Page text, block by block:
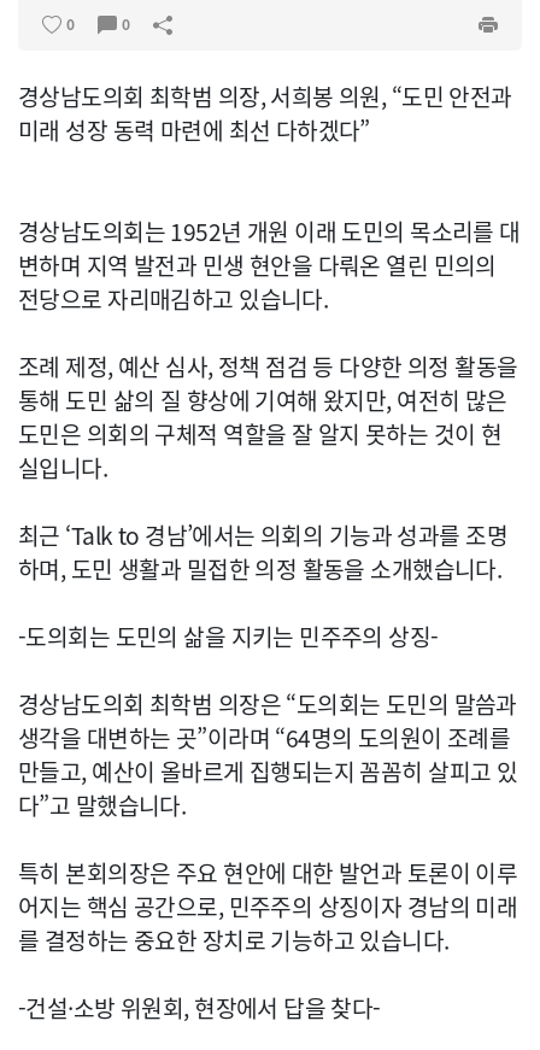
0 0
경상남도의회 최학범 의장, 서희봉 의원, “도민 안전과
미래 성장 동력 마련에 최선 다하겠다”
경상남도의회는 1952년 개원 이래 도민의 목소리를 대
변하며 지역 발전과 민생 현안을 다뤄온 열린 민의의
전당으로 자리매김하고 있습니다.
조례 제정, 예산 심사, 정책 점검 등 다양한 의정 활동을
통해 도민 삶의 질 향상에 기여해 왔지만, 여전히 많은
도민은 의회의 구체적 역할을 잘 알지 못하는 것이 현
실입니다.
최근 ‘Talk to 경남’에서는 의회의 기능과 성과를 조명
하며, 도민 생활과 밀접한 의정 활동을 소개했습니다.
-도의회는 도민의 삶을 지키는 민주주의 상징-
경상남도의회 최학범 의장은 “도의회는 도민의 말씀과
생각을 대변하는 곳”이라며 “64명의 도의원이 조례를
만들고, 예산이 올바르게 집행되는지 꼼꼼히 살피고 있
다”고 말했습니다.
특히 본회의장은 주요 현안에 대한 발언과 토론이 이루
어지는 핵심 공간으로, 민주주의 상징이자 경남의 미래
를 결정하는 중요한 장치로 기능하고 있습니다.
-건설·소방 위원회, 현장에서 답을 찾다-